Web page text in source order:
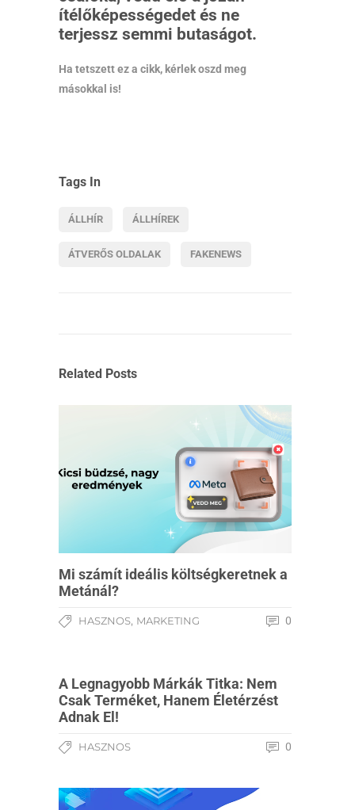
ítélőképességedet és ne
terjessz semmi butaságot.
Ha tetszett ez a cikk, kérlek oszd meg
másokkal is!
Tags In
ÁLLHÍR ÁLLHÍREK
ÁTVERŐS OLDALAK FAKENEWS
Related Posts
Mi számít ideális költségkeretnek a
Metánál?
HASZNOS, MARKETING 0
A Legnagyobb Márkák Titka: Nem
Csak Terméket, Hanem Életérzést
Adnak El!
HASZNOS 0